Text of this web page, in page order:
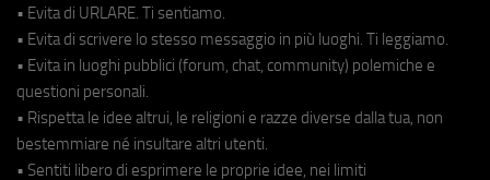
• Evita di URLARE. Ti sentiamo.
• Evita di scrivere lo stesso messaggio in più luoghi. Ti leggiamo.
• Evita in luoghi pubblici (forum, chat, community) polemiche e
questioni personali.
• Rispetta le idee altrui, le religioni e razze diverse dalla tua, non
bestemmiare né insultare altri utenti.
• Sentiti libero di esprimere le proprie idee, nei limiti